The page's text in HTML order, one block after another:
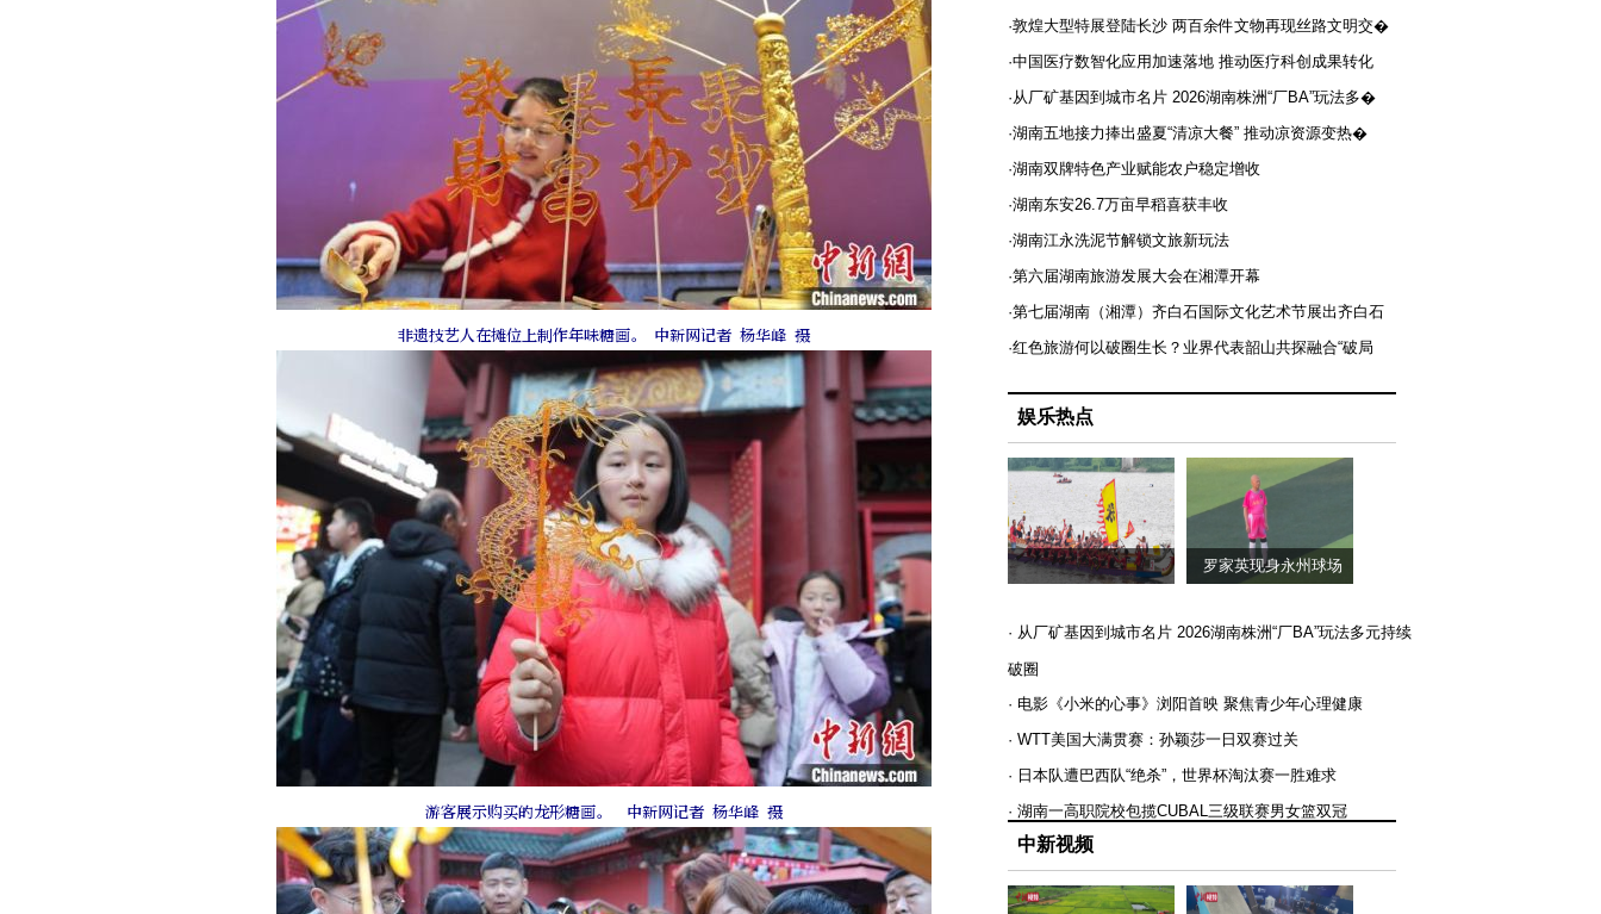
非遗技艺人在摊位上制作年味糖画。 中新网记者 杨华峰 摄
游客展示购买的龙形糖画。 中新网记者 杨华峰 摄
·敦煌大型特展登陆长沙 两百余件文物再现丝路文明交�
·中国医疗数智化应用加速落地 推动医疗科创成果转化
·从厂矿基因到城市名片 2026湖南株洲“厂BA”玩法多�
·湖南五地接力捧出盛夏“清凉大餐” 推动凉资源变热�
·湖南双牌特色产业赋能农户稳定增收
·湖南东安26.7万亩早稻喜获丰收
·湖南江永洗泥节解锁文旅新玩法
·第六届湖南旅游发展大会在湘潭开幕
·第七届湖南（湘潭）齐白石国际文化艺术节展出齐白石
·红色旅游何以破圈生长？业界代表韶山共探融合“破局
娱乐热点
罗家英现身永州球场
· 从厂矿基因到城市名片 2026湖南株洲“厂BA”玩法多元持续
破圈
· 电影《小米的心事》浏阳首映 聚焦青少年心理健康
· WTT美国大满贯赛：孙颖莎一日双赛过关
· 日本队遭巴西队“绝杀”，世界杯淘汰赛一胜难求
· 湖南一高职院校包揽CUBAL三级联赛男女篮双冠
中新视频